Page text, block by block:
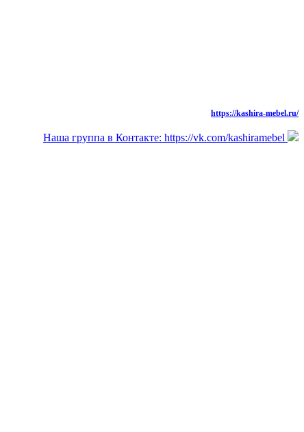
https://kashira-mebel.ru/
Наша группа в Контакте: https://vk.com/kashiramebel